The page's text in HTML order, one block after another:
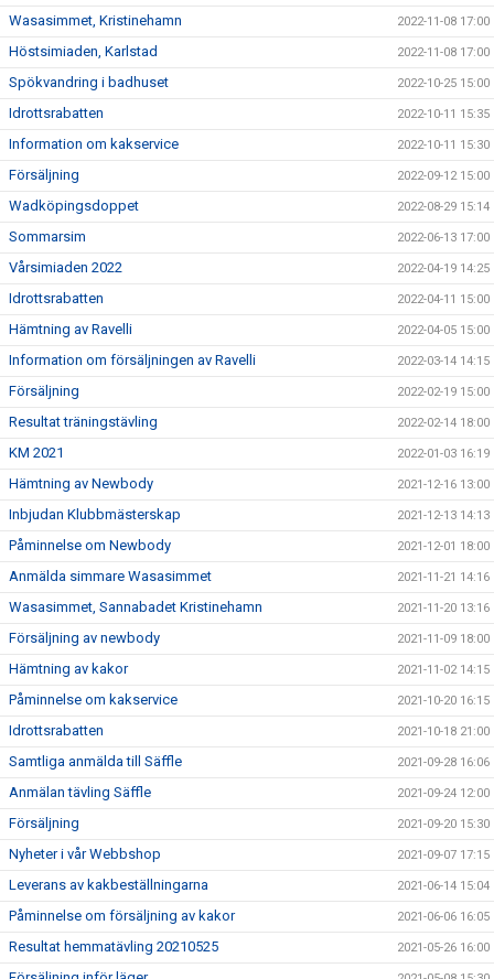
Wasasimmet, Kristinehamn 2022-11-08 17:00
Höstsimiaden, Karlstad 2022-11-08 17:00
Spökvandring i badhuset 2022-10-25 15:00
Idrottsrabatten 2022-10-11 15:35
Information om kakservice 2022-10-11 15:30
Försäljning 2022-09-12 15:00
Wadköpingsdoppet 2022-08-29 15:14
Sommarsim 2022-06-13 17:00
Vårsimiaden 2022 2022-04-19 14:25
Idrottsrabatten 2022-04-11 15:00
Hämtning av Ravelli 2022-04-05 15:00
Information om försäljningen av Ravelli 2022-03-14 14:15
Försäljning 2022-02-19 15:00
Resultat träningstävling 2022-02-14 18:00
KM 2021 2022-01-03 16:19
Hämtning av Newbody 2021-12-16 13:00
Inbjudan Klubbmästerskap 2021-12-13 14:13
Påminnelse om Newbody 2021-12-01 18:00
Anmälda simmare Wasasimmet 2021-11-21 14:16
Wasasimmet, Sannabadet Kristinehamn 2021-11-20 13:16
Försäljning av newbody 2021-11-09 18:00
Hämtning av kakor 2021-11-02 14:15
Påminnelse om kakservice 2021-10-20 16:15
Idrottsrabatten 2021-10-18 21:00
Samtliga anmälda till Säffle 2021-09-28 16:06
Anmälan tävling Säffle 2021-09-24 12:00
Försäljning 2021-09-20 15:30
Nyheter i vår Webbshop 2021-09-07 17:15
Leverans av kakbeställningarna 2021-06-14 15:04
Påminnelse om försäljning av kakor 2021-06-06 16:05
Resultat hemmatävling 20210525 2021-05-26 16:00